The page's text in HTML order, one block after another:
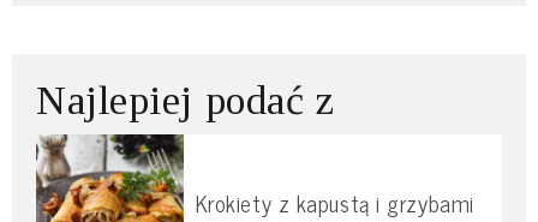
Najlepiej podać z
Krokiety z kapustą i grzybami